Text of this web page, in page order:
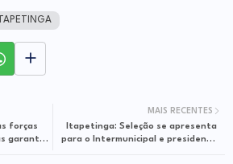
ITAPETINGA
MAIS RECENTES
Itapetinga: Seleção se apresenta
para o Intermunicipal e presidente
forças
garantiu